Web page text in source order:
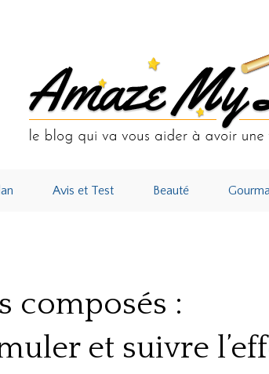
Avis et Test Beauté
composés : Comprendre, simuler et suivre l’effet
composés :
et suivre